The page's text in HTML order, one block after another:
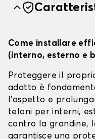
Come installare
(interno, esterno e
Proteggere il
adatto è
l'aspetto e
teloni per interni,
contro la grandine,
garantisce una